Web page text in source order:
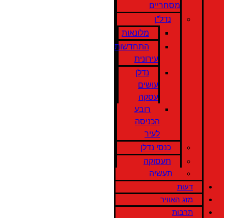
מסחריים
נדל"ן
מלונאות
התחדשות
עירונית
נדלן
עושים
עסקה
רובע
הכניסה
לעיר
כנסי נדלן
תעסוקה
תעשיה
דעות
מזג האוויר
תרבות